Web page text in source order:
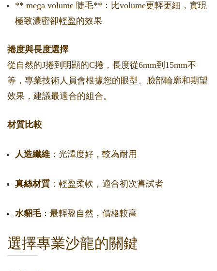
** mega volume 睫毛**：比volume更輕更細，實現
極致濃密卻輕盈的效果
捲度與長度選擇
從自然的J捲到明顯的C捲，長度從6mm到15mm不
等，專業技術人員會根據您的眼型、臉部輪廓和期望
效果，建議最適合的組合。
材質比較
人造纖維 ：光澤度好，較為耐用
真絲材質 ：輕盈柔軟，適合初次嘗試者
水貂毛：最輕盈自然，價格較高
選擇專業沙龍的關鍵